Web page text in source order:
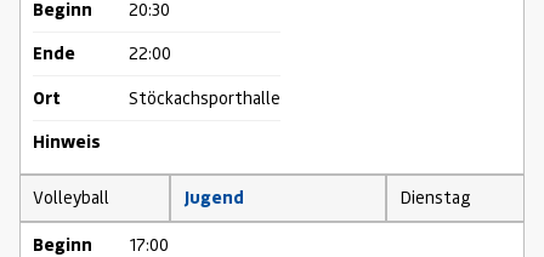
Beginn 20:30
Ende 22:00
Ort Stöckachsporthalle
Hinweis
Volleyball Jugend Dienstag
Beginn 17:00